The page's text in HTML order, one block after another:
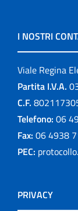
I NOSTRI
Viale Regina
Partita I.V.A.
C.F.
Telefono: 06
Fax: 06 4938
PEC:
PRIVACY